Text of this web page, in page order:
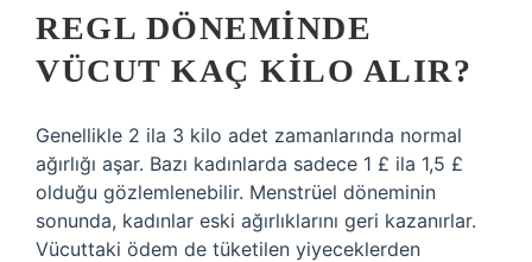
REGL DÖNEMINDE
VÜCUT KAÇ KILO ALIR?
Genellikle 2 ila 3 kilo adet zamanlarında normal
ağırlığı aşar. Bazı kadınlarda sadece 1 £ ila 1,5 £
olduğu gözlemlenebilir. Menstrüel döneminin
sonunda, kadınlar eski ağırlıklarını geri kazanırlar.
Vücuttaki ödem de tüketilen yiyeceklerden